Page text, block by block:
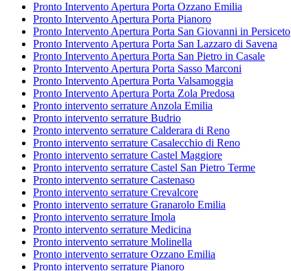
Pronto Intervento Apertura Porta Ozzano Emilia
Pronto Intervento Apertura Porta Pianoro
Pronto Intervento Apertura Porta San Giovanni in Persiceto
Pronto Intervento Apertura Porta San Lazzaro di Savena
Pronto Intervento Apertura Porta San Pietro in Casale
Pronto Intervento Apertura Porta Sasso Marconi
Pronto Intervento Apertura Porta Valsamoggia
Pronto Intervento Apertura Porta Zola Predosa
Pronto intervento serrature Anzola Emilia
Pronto intervento serrature Budrio
Pronto intervento serrature Calderara di Reno
Pronto intervento serrature Casalecchio di Reno
Pronto intervento serrature Castel Maggiore
Pronto intervento serrature Castel San Pietro Terme
Pronto intervento serrature Castenaso
Pronto intervento serrature Crevalcore
Pronto intervento serrature Granarolo Emilia
Pronto intervento serrature Imola
Pronto intervento serrature Medicina
Pronto intervento serrature Molinella
Pronto intervento serrature Ozzano Emilia
Pronto intervento serrature Pianoro